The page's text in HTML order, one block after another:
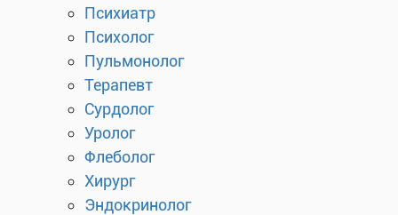
Психиатр
Психолог
Пульмонолог
Терапевт
Сурдолог
Уролог
Флеболог
Хирург
Эндокринолог